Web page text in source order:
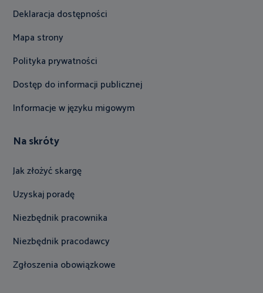
Deklaracja dostępności
Mapa strony
Polityka prywatności
Dostęp do informacji publicznej
Informacje w języku migowym
Na skróty
Jak złożyć skargę
Uzyskaj poradę
Niezbędnik pracownika
Niezbędnik pracodawcy
Zgłoszenia obowiązkowe